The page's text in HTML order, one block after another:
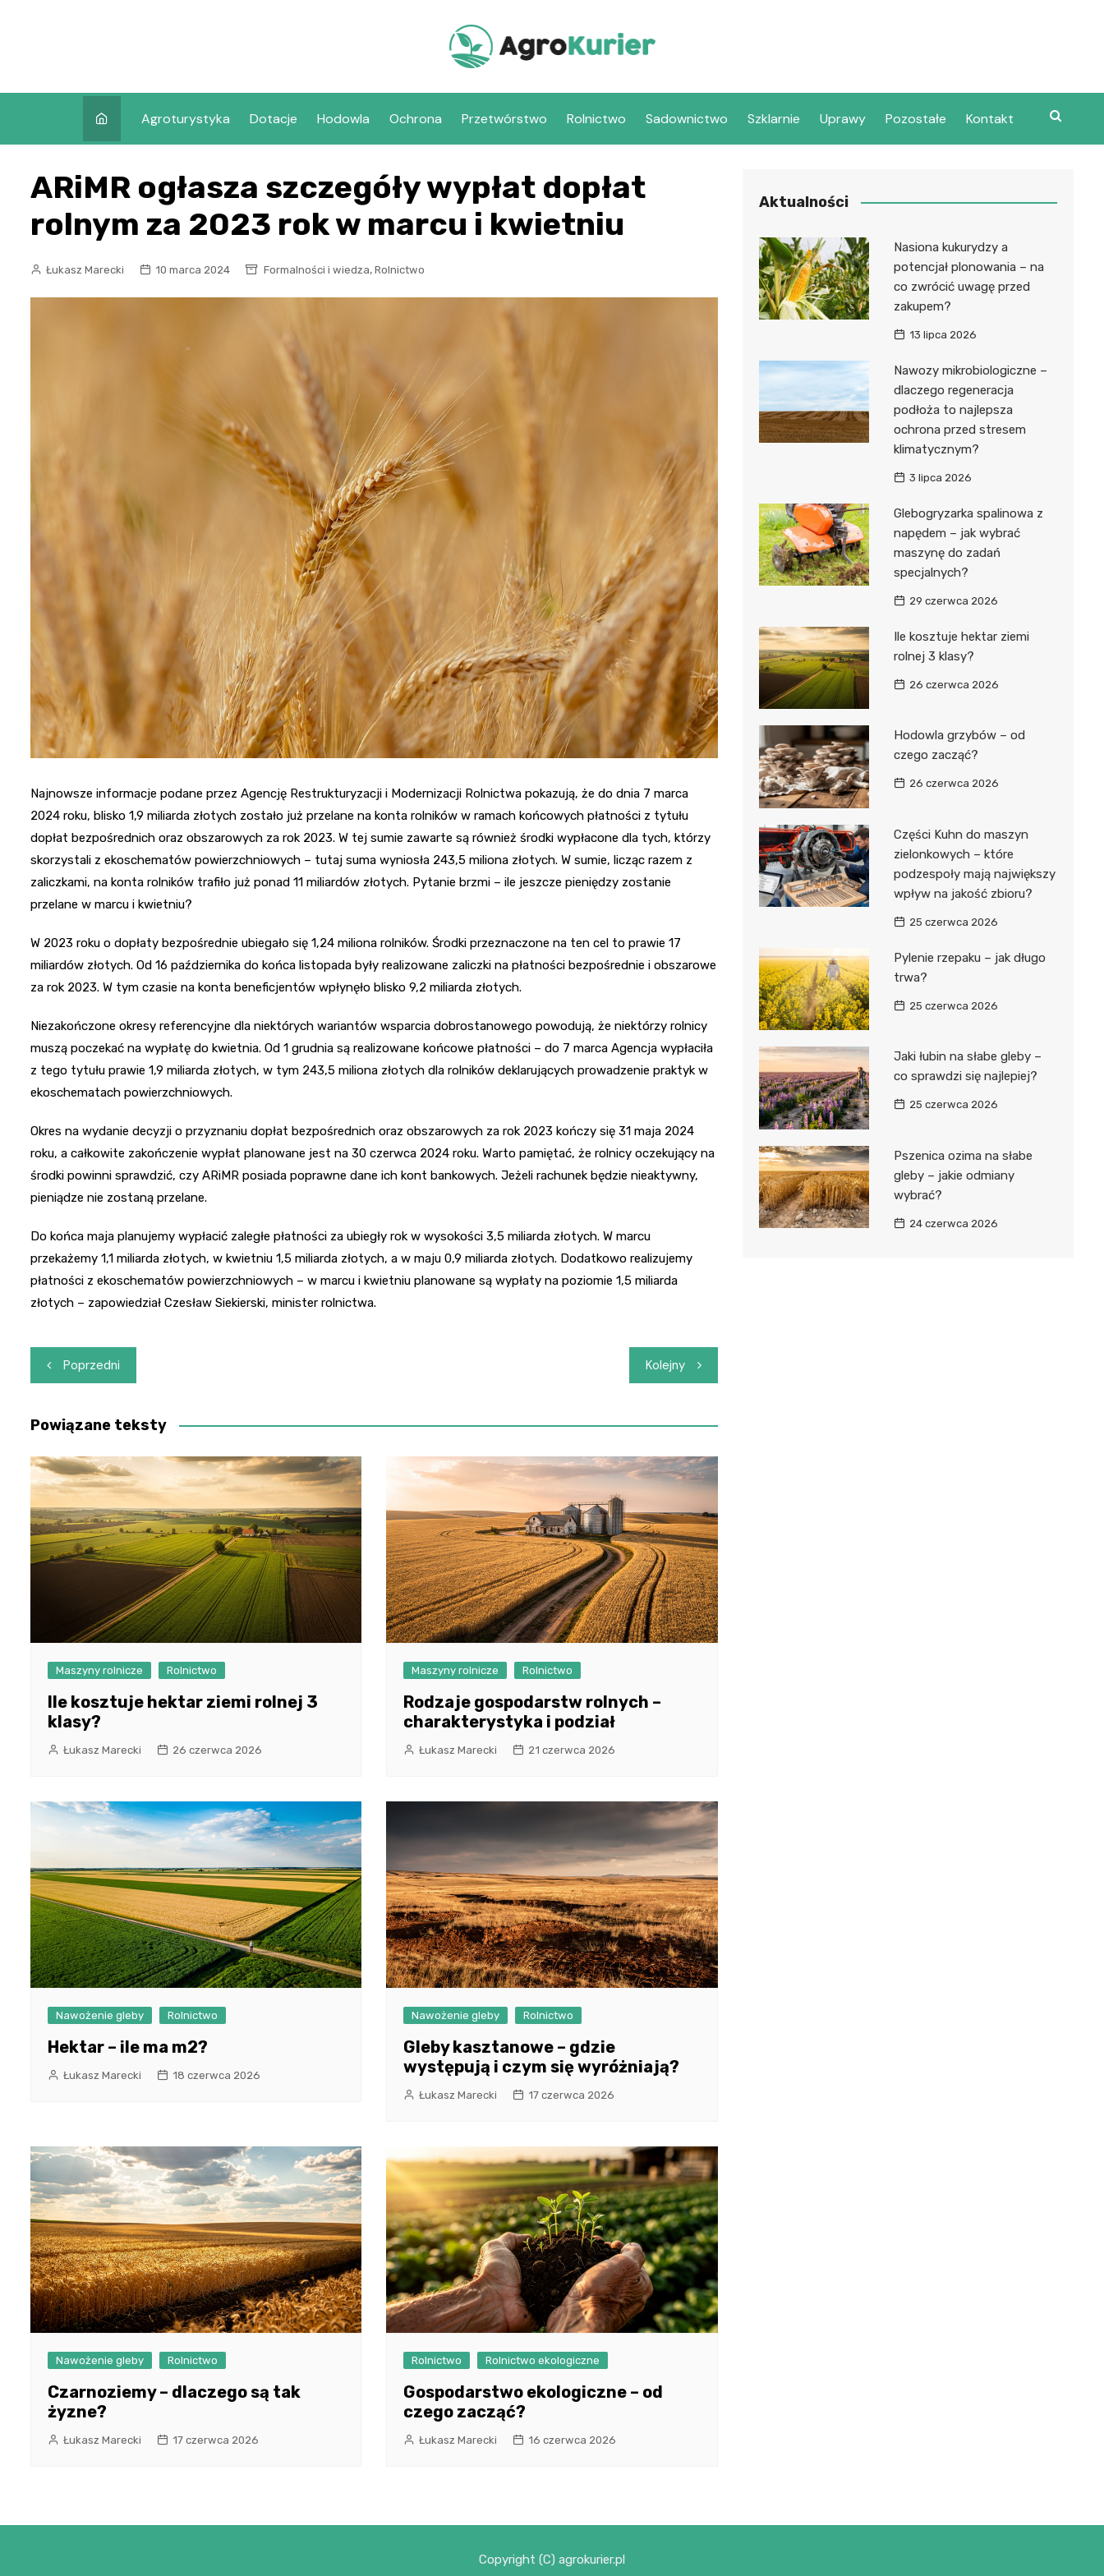
Agroturystyka Dotacje Hodowla Ochrona Przetwórstwo Rolnictwo Sadownictwo Szklarnie Uprawy Pozostałe Kontakt
ARiMR ogłasza szczegóły wypłat dopłat
rolnym za 2023 rok w marcu i kwietniu
Łukasz Marecki 10 marca 2024 Formalności i wiedza, Rolnictwo
Najnowsze informacje podane przez Agencję Restrukturyzacji i Modernizacji Rolnictwa pokazują, że do dnia 7 marca
2024 roku, blisko 1,9 miliarda złotych zostało już przelane na konta rolników w ramach końcowych płatności z tytułu
dopłat bezpośrednich oraz obszarowych za rok 2023. W tej sumie zawarte są również środki wypłacone dla tych, którzy
skorzystali z ekoschematów powierzchniowych – tutaj suma wyniosła 243,5 miliona złotych. W sumie, licząc razem z
zaliczkami, na konta rolników trafiło już ponad 11 miliardów złotych. Pytanie brzmi – ile jeszcze pieniędzy zostanie
przelane w marcu i kwietniu?
W 2023 roku o dopłaty bezpośrednie ubiegało się 1,24 miliona rolników. Środki przeznaczone na ten cel to prawie 17
miliardów złotych. Od 16 października do końca listopada były realizowane zaliczki na płatności bezpośrednie i obszarowe
za rok 2023. W tym czasie na konta beneficjentów wpłynęło blisko 9,2 miliarda złotych.
Niezakończone okresy referencyjne dla niektórych wariantów wsparcia dobrostanowego powodują, że niektórzy rolnicy
muszą poczekać na wypłatę do kwietnia. Od 1 grudnia są realizowane końcowe płatności – do 7 marca Agencja wypłaciła
z tego tytułu prawie 1,9 miliarda złotych, w tym 243,5 miliona złotych dla rolników deklarujących prowadzenie praktyk w
ekoschematach powierzchniowych.
Okres na wydanie decyzji o przyznaniu dopłat bezpośrednich oraz obszarowych za rok 2023 kończy się 31 maja 2024
roku, a całkowite zakończenie wypłat planowane jest na 30 czerwca 2024 roku. Warto pamiętać, że rolnicy oczekujący na
środki powinni sprawdzić, czy ARiMR posiada poprawne dane ich kont bankowych. Jeżeli rachunek będzie nieaktywny,
pieniądze nie zostaną przelane.
Do końca maja planujemy wypłacić zaległe płatności za ubiegły rok w wysokości 3,5 miliarda złotych. W marcu
przekażemy 1,1 miliarda złotych, w kwietniu 1,5 miliarda złotych, a w maju 0,9 miliarda złotych. Dodatkowo realizujemy
płatności z ekoschematów powierzchniowych – w marcu i kwietniu planowane są wypłaty na poziomie 1,5 miliarda
złotych – zapowiedział Czesław Siekierski, minister rolnictwa.
Nawigacja
wpisu
Poprzedni Kolejny
Powiązane teksty
Maszyny rolnicze Rolnictwo
Ile kosztuje hektar ziemi rolnej 3
klasy?
Łukasz Marecki 26 czerwca 2026
Maszyny rolnicze Rolnictwo
Rodzaje gospodarstw rolnych –
charakterystyka i podział
Łukasz Marecki 21 czerwca 2026
Nawożenie gleby Rolnictwo
Hektar – ile ma m2?
Łukasz Marecki 18 czerwca 2026
Nawożenie gleby Rolnictwo
Gleby kasztanowe – gdzie
występują i czym się wyróżniają?
Łukasz Marecki 17 czerwca 2026
Nawożenie gleby Rolnictwo
Czarnoziemy – dlaczego są tak
żyzne?
Łukasz Marecki 17 czerwca 2026
Rolnictwo Rolnictwo ekologiczne
Gospodarstwo ekologiczne – od
czego zacząć?
Łukasz Marecki 16 czerwca 2026
Aktualności
Nasiona kukurydzy a
potencjał plonowania – na
co zwrócić uwagę przed
zakupem?
13 lipca 2026
Nawozy mikrobiologiczne –
dlaczego regeneracja
podłoża to najlepsza
ochrona przed stresem
klimatycznym?
3 lipca 2026
Glebogryzarka spalinowa z
napędem – jak wybrać
maszynę do zadań
specjalnych?
29 czerwca 2026
Ile kosztuje hektar ziemi
rolnej 3 klasy?
26 czerwca 2026
Hodowla grzybów – od
czego zacząć?
26 czerwca 2026
Części Kuhn do maszyn
zielonkowych – które
podzespoły mają największy
wpływ na jakość zbioru?
25 czerwca 2026
Pylenie rzepaku – jak długo
trwa?
25 czerwca 2026
Jaki łubin na słabe gleby –
co sprawdzi się najlepiej?
25 czerwca 2026
Pszenica ozima na słabe
gleby – jakie odmiany
wybrać?
24 czerwca 2026
Copyright (C) agrokurier.pl